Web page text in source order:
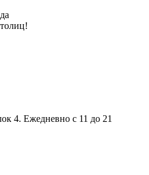
4. Ежедневно с 11 до 21